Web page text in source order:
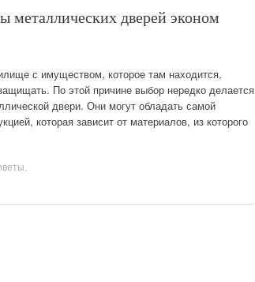
дверей эконом
с имуществом, которое там находится,
По этой причине выбор нередко делается
двери. Они могут обладать самой
которая зависит от материалов, из которого